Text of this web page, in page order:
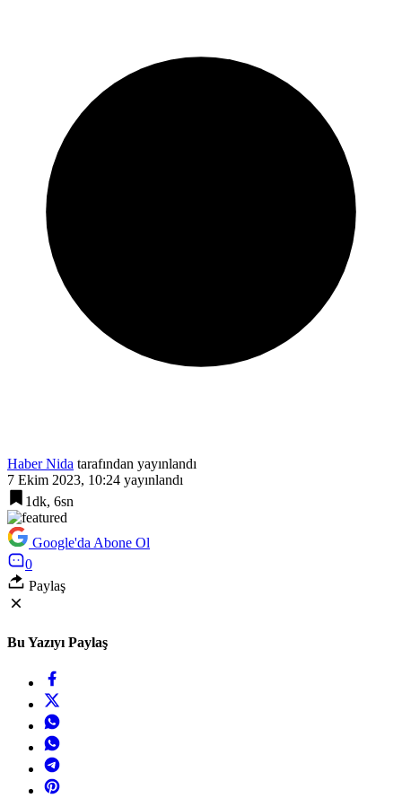
Haber Nida tarafından yayınlandı
7 Ekim 2023, 10:24 yayınlandı
1dk, 6sn
Google'da Abone Ol
0
Paylaş
Bu Yazıyı Paylaş